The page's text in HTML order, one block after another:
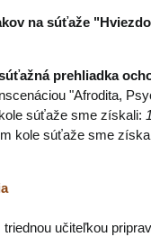
na súťaže
prehliadka
"Afrodita,
súťaže sme získali:
kole súťaže sme
učiteľkou